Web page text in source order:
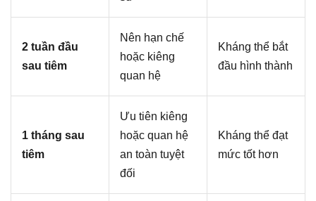
2 tuần đầu
sau tiêm
Nên hạn chế
hoặc kiêng
quan hệ
Kháng thể bắt
đầu hình thành
1 tháng sau
tiêm
Ưu tiên kiêng
hoặc quan hệ
an toàn tuyệt
đối
Kháng thể đạt
mức tốt hơn